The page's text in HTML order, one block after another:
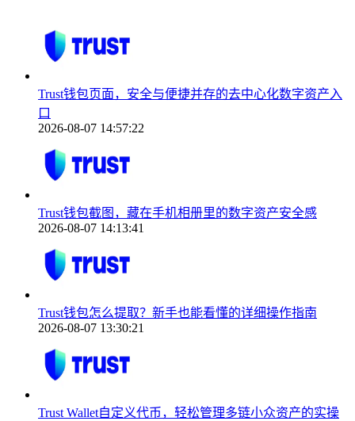
Trust钱包页面，安全与便捷并存的去中心化数字资产入
口
2026-08-07 14:57:22
Trust钱包截图，藏在手机相册里的数字资产安全感
2026-08-07 14:13:41
Trust钱包怎么提取？新手也能看懂的详细操作指南
2026-08-07 13:30:21
Trust Wallet自定义代币，轻松管理多链小众资产的实操